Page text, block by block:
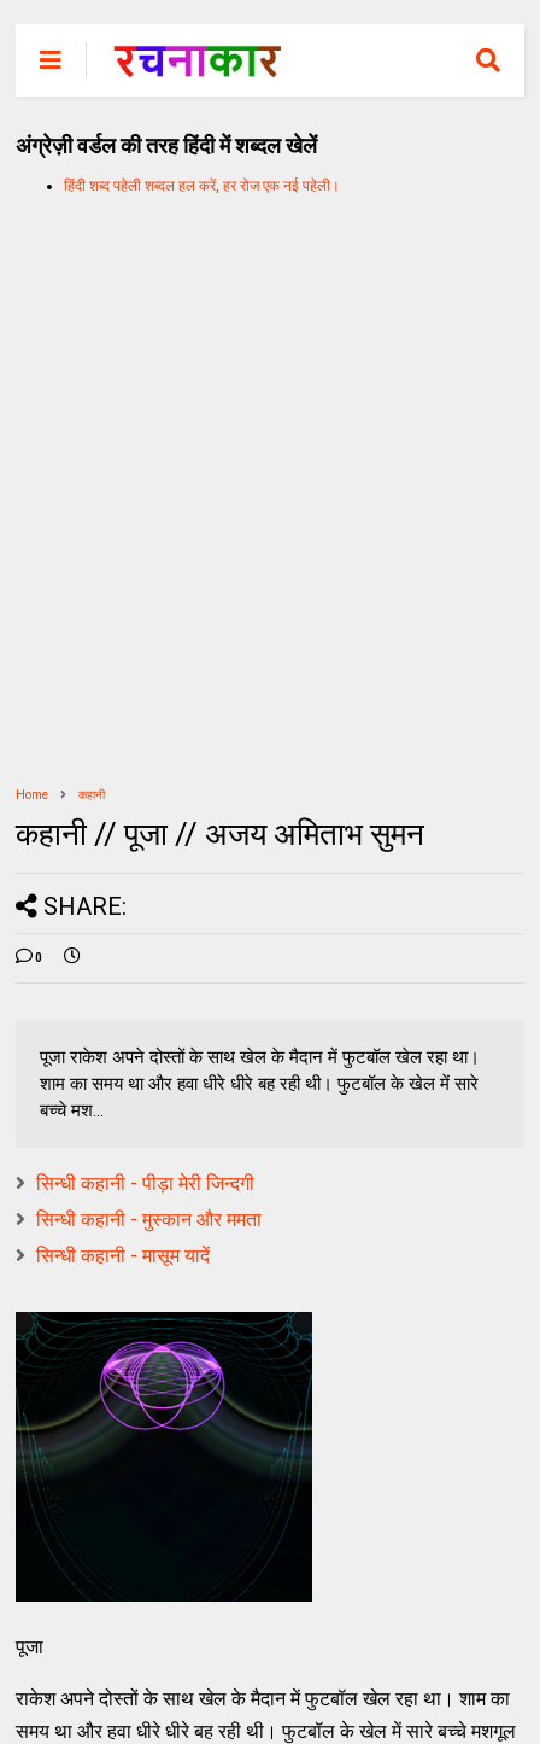
अंग्रेज़ी वर्डल की तरह हिंदी में शब्दल खेलें
हिंदी शब्द पहेली शब्दल हल करें, हर रोज एक नई पहेली।
Home कहानी
कहानी // पूजा // अजय अमिताभ सुमन
SHARE:
0
पूजा राकेश अपने दोस्तों के साथ खेल के मैदान में फुटबॉल खेल रहा था।
शाम का समय था और हवा धीरे धीरे बह रही थी। फुटबॉल के खेल में सारे
बच्चे मश...
सिन्धी कहानी - पीड़ा मेरी जिन्दगी
सिन्धी कहानी - मुस्कान और ममता
सिन्धी कहानी - मासूम यादें
पूजा
राकेश अपने दोस्तों के साथ खेल के मैदान में फुटबॉल खेल रहा था। शाम का
समय था और हवा धीरे धीरे बह रही थी। फुटबॉल के खेल में सारे बच्चे मशगूल